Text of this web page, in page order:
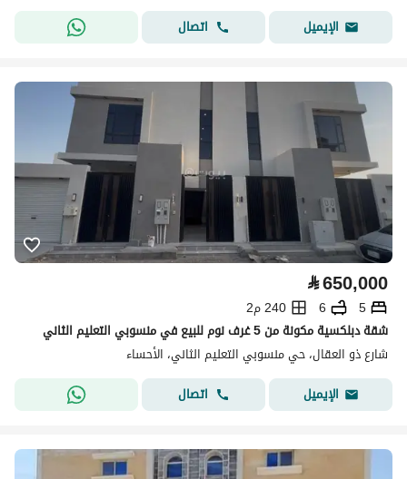
الإيميل
اتصال
⃁650,000
5
6
240 م2
شقة دبلكسية مكونة من 5 غرف نوم للبيع في منسوبي التعليم الثاني
شارع ذو العقال، حي منسوبي التعليم الثاني، الأحساء
الإيميل
اتصال